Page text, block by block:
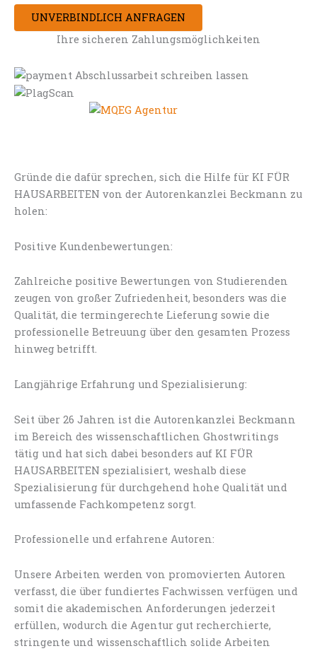
UNVERBINDLICH ANFRAGEN
Ihre sicheren Zahlungsmöglichkeiten
Gründe die dafür sprechen, sich die Hilfe für KI FÜR
HAUSARBEITEN von der Autorenkanzlei Beckmann zu
holen:
Positive Kundenbewertungen:
Zahlreiche positive Bewertungen von Studierenden
zeugen von großer Zufriedenheit, besonders was die
Qualität, die termingerechte Lieferung sowie die
professionelle Betreuung über den gesamten Prozess
hinweg betrifft.
Langjährige Erfahrung und Spezialisierung:
Seit über 26 Jahren ist die Autorenkanzlei Beckmann
im Bereich des wissenschaftlichen Ghostwritings
tätig und hat sich dabei besonders auf KI FÜR
HAUSARBEITEN spezialisiert, weshalb diese
Spezialisierung für durchgehend hohe Qualität und
umfassende Fachkompetenz sorgt.
Professionelle und erfahrene Autoren:
Unsere Arbeiten werden von promovierten Autoren
verfasst, die über fundiertes Fachwissen verfügen und
somit die akademischen Anforderungen jederzeit
erfüllen, wodurch die Agentur gut recherchierte,
stringente und wissenschaftlich solide Arbeiten